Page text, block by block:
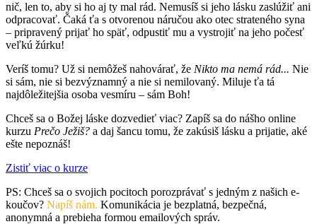
nič, len to, aby si ho aj ty mal rád. Nemusíš si jeho lásku zaslúžiť ani
odpracovať. Čaká ťa s otvorenou náručou ako otec strateného syna
– pripravený prijať ho späť, odpustiť mu a vystrojiť na jeho počesť
veľkú žúrku!
Veríš tomu? Už si nemôžeš nahovárať, že Nikto ma nemá rád... Nie
si sám, nie si bezvýznamný a nie si nemilovaný. Miluje ťa tá
najdôležitejšia osoba vesmíru – sám Boh!
Chceš sa o Božej láske dozvedieť viac? Zapíš sa do nášho online
kurzu Prečo Ježiš? a daj šancu tomu, že zakúsiš lásku a prijatie, aké
ešte nepoznáš!
Zistiť viac o kurze
PS: Chceš sa o svojich pocitoch porozprávať s jedným z našich e-
koučov? Napíš nám. Komunikácia je bezplatná, bezpečná,
anonymná a prebieha formou emailových správ.